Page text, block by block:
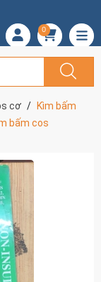
0
cơ
Kìm bấm
bấm cos